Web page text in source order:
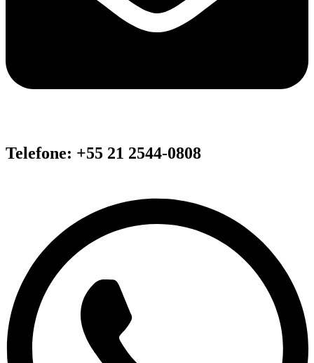
Telefone: +55 21 2544-0808